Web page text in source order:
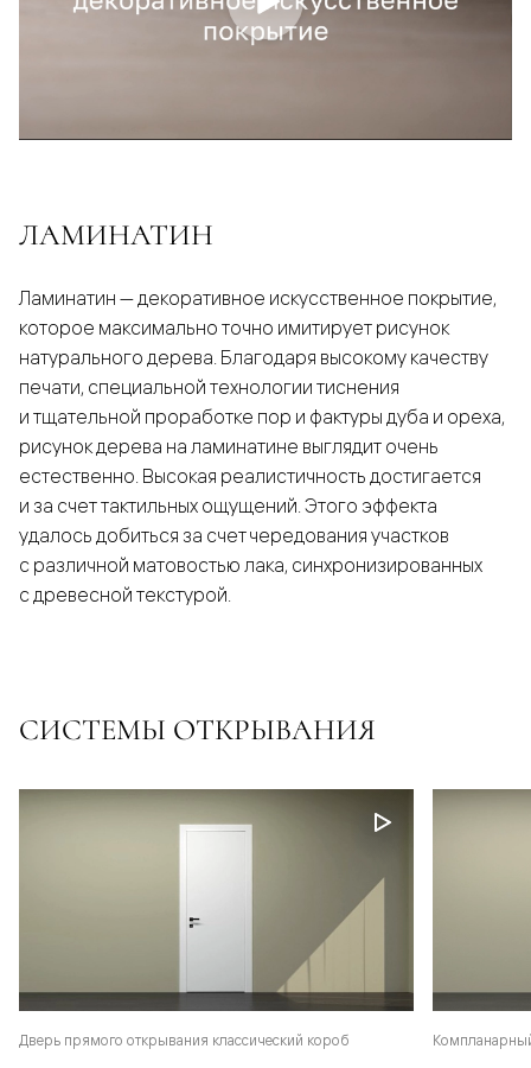
ЛАМИНАТИН
Ламинатин — декоративное искусственное покрытие,
которое максимально точно имитирует рисунок
натурального дерева. Благодаря высокому качеству
печати, специальной технологии тиснения
и тщательной проработке пор и фактуры дуба и ореха,
рисунок дерева на ламинатине выглядит очень
естественно. Высокая реалистичность достигается
и за счет тактильных ощущений. Этого эффекта
удалось добиться за счет чередования участков
с различной матовостью лака, синхронизированных
с древесной текстурой.
СИСТЕМЫ ОТКРЫВАНИЯ
Дверь прямого открывания классический короб